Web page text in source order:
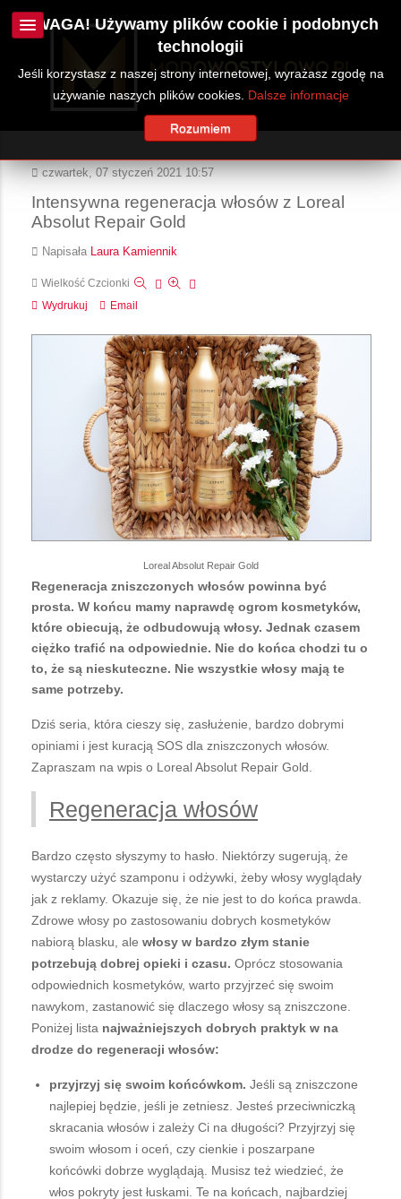
czwartek, 07 styczeń 2021 10:57
Intensywna regeneracja włosów z Loreal
Absolut Repair Gold
Napisała Laura Kamiennik
Wielkość Czcionki
Wydrukuj
Email
Loreal Absolut Repair Gold
Regeneracja zniszczonych włosów powinna być
prosta. W końcu mamy naprawdę ogrom kosmetyków,
które obiecują, że odbudowują włosy. Jednak czasem
ciężko trafić na odpowiednie. Nie do końca chodzi tu o
to, że są nieskuteczne. Nie wszystkie włosy mają te
same potrzeby.
Dziś seria, która cieszy się, zasłużenie, bardzo dobrymi
opiniami i jest kuracją SOS dla zniszczonych włosów.
Zapraszam na wpis o Loreal Absolut Repair Gold.
Regeneracja włosów
Bardzo często słyszymy to hasło. Niektórzy sugerują, że
wystarczy użyć szamponu i odżywki, żeby włosy wyglądały
jak z reklamy. Okazuje się, że nie jest to do końca prawda.
Zdrowe włosy po zastosowaniu dobrych kosmetyków
nabiorą blasku, ale włosy w bardzo złym stanie
potrzebują dobrej opieki i czasu. Oprócz stosowania
odpowiednich kosmetyków, warto przyjrzeć się swoim
nawykom, zastanowić się dlaczego włosy są zniszczone.
Poniżej lista najważniejszych dobrych praktyk w na
drodze do regeneracji włosów:
przyjrzyj się swoim końcówkom. Jeśli są zniszczone
najlepiej będzie, jeśli je zetniesz. Jesteś przeciwniczką
skracania włosów i zależy Ci na długości? Przyjrzyj się
swoim włosom i oceń, czy cienkie i poszarpane
końcówki dobrze wyglądają. Musisz też wiedzieć, że
włos pokryty jest łuskami. Te na końcach, najbardziej
UWAGA! Używamy plików cookie i podobnych
technologii
Jeśli korzystasz z naszej strony internetowej, wyrażasz zgodę na
używanie naszych plików cookies. Dalsze informacje
Rozumiem